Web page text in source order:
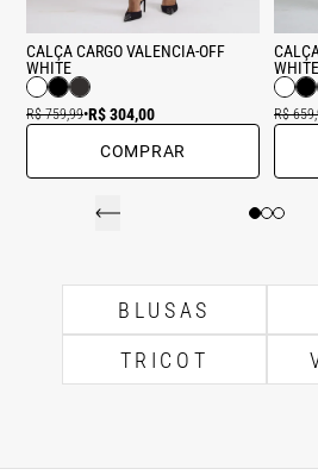
CALÇA CARGO VALENCIA-OFF
WHITE
R$ 759,99•R$ 304,00
COMPRAR
WHITE
R$
BLUSAS
TRICOT